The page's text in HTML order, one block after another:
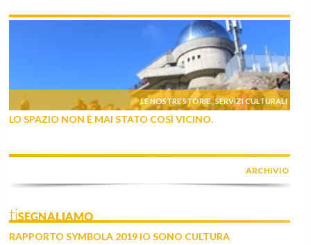
LE NOSTRE STORIE ,SERVIZI CULTURALI
LO SPAZIO NON È MAI STATO COSÌ VICINO.
ARCHIVIO
tiSEGNALIAMO
RAPPORTO SYMBOLA 2019 IO SONO CULTURA